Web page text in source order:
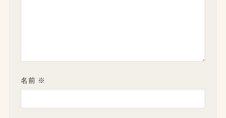
名前 ※